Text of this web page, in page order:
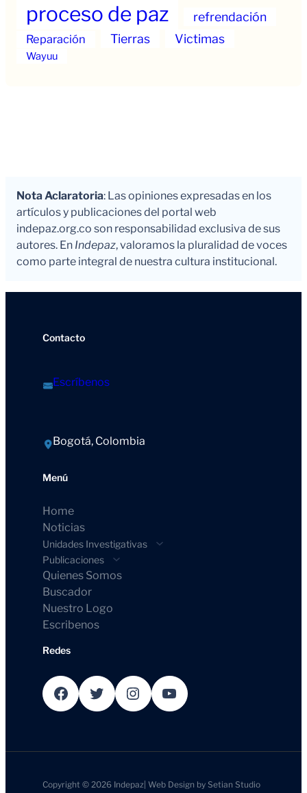
proceso de paz refrendación
Reparación Tierras Victimas
Wayuu
Nota Aclaratoria: Las opiniones expresadas en los
artículos y publicaciones del portal web
indepaz.org.co son responsabilidad exclusiva de sus
autores. En Indepaz, valoramos la pluralidad de voces
como parte integral de nuestra cultura institucional.
Contacto
Escríbenos
Bogotá, Colombia
Menú
Home
Noticias
Unidades Investigativas
Publicaciones
Quienes Somos
Buscador
Nuestro Logo
Escribenos
Redes
Facebook Twitter Instagram YouTube
Copyright © 2026 Indepaz |Web Design bySetian Studio